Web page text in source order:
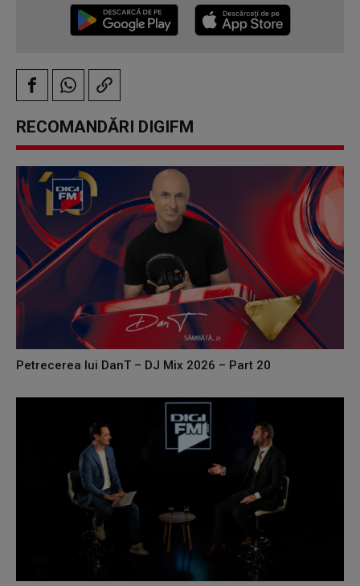
RECOMANDĂRI DIGIFM
Petrecerea lui DanT – DJ Mix 2026 – Part 20